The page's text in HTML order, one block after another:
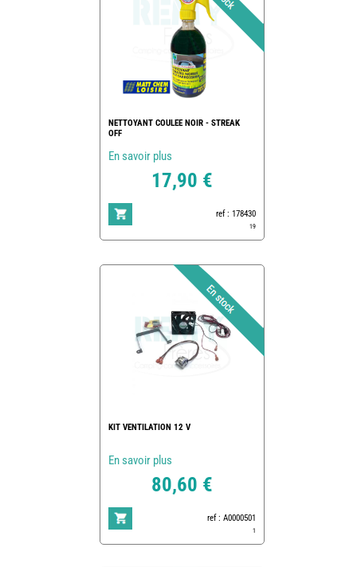
NETTOYANT COULEE NOIR - STREAK
OFF
En savoir plus
17,90 €
ref : 178430
19
KIT VENTILATION 12 V
En savoir plus
80,60 €
ref : A0000501
1